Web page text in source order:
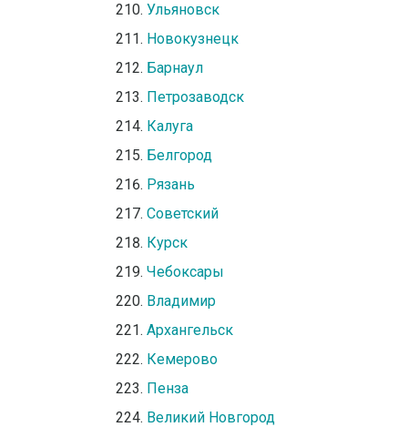
Ульяновск
Новокузнецк
Барнаул
Петрозаводск
Калуга
Белгород
Рязань
Советский
Курск
Чебоксары
Владимир
Архангельск
Кемерово
Пенза
Великий Новгород